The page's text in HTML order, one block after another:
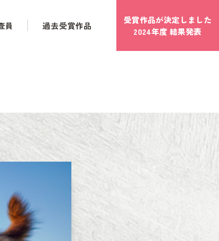
員 過去受賞作品
受賞作品が決定しました
2024年度 結果発表